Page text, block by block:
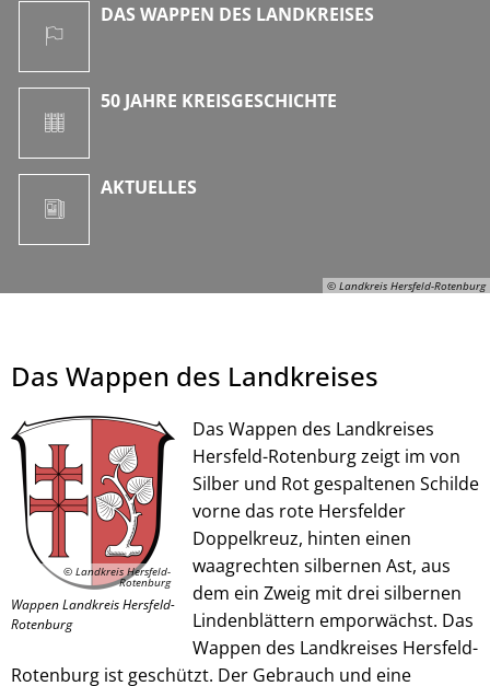
© Landkreis Hersfeld-Rotenburg
© Landkreis Hersfeld-Rotenburg
DAS WAPPEN DES LANDKREISES
50 JAHRE KREISGESCHICHTE
AKTUELLES
Das Wappen des Landkreises
© Landkreis Hersfeld-
Rotenburg
Wappen Landkreis Hersfeld-
Rotenburg
Das Wappen des Landkreises
Hersfeld-Rotenburg zeigt im von
Silber und Rot gespaltenen Schilde
vorne das rote Hersfelder
Doppelkreuz, hinten einen
waagrechten silbernen Ast, aus
dem ein Zweig mit drei silbernen
Lindenblättern emporwächst. Das
Wappen des Landkreises Hersfeld-
Rotenburg ist geschützt. Der Gebrauch und eine